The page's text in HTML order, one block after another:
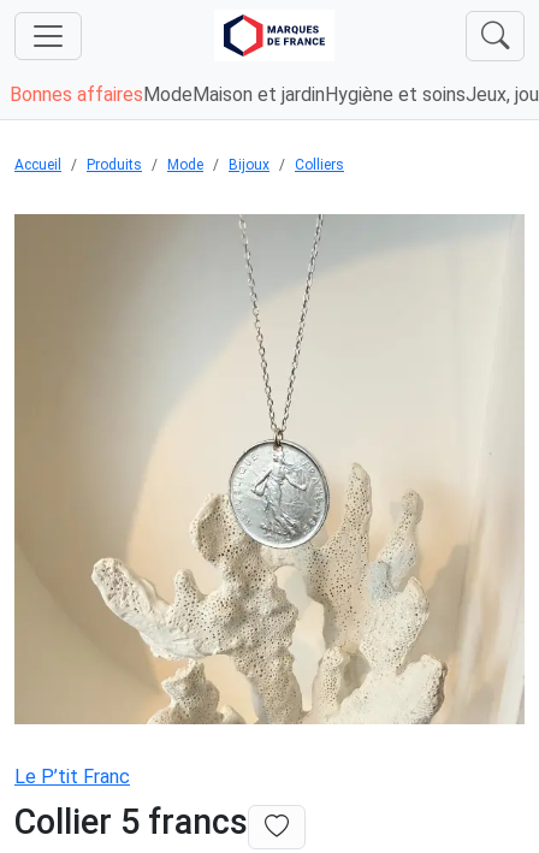
Bonnes affaires Mode Maison et jardin Hygiène et soinsJeux,
Accueil Produits Mode Bijoux Colliers
Le P’tit Franc
Collier 5 francs